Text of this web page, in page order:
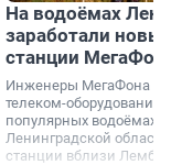
На водоёмах
заработали
станции
Инженеры МегаФона
телеком-оборудование
популярных водоёмах
Ленинградской
станции вблизи